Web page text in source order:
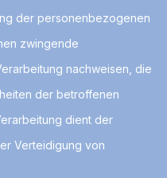
der personenbezogenen
zwingende
nachweisen, die
der betroffenen
dient der
Verteidigung von